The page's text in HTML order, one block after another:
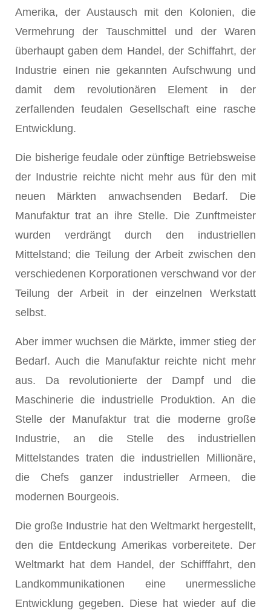
Amerika, der Austausch mit den Kolonien, die
Vermehrung der Tauschmittel und der Waren
überhaupt gaben dem Handel, der Schiffahrt, der
Industrie einen nie gekannten Aufschwung und
damit dem revolutionären Element in der
zerfallenden feudalen Gesellschaft eine rasche
Entwicklung.
Die bisherige feudale oder zünftige Betriebsweise
der Industrie reichte nicht mehr aus für den mit
neuen Märkten anwachsenden Bedarf. Die
Manufaktur trat an ihre Stelle. Die Zunftmeister
wurden verdrängt durch den industriellen
Mittelstand; die Teilung der Arbeit zwischen den
verschiedenen Korporationen verschwand vor der
Teilung der Arbeit in der einzelnen Werkstatt
selbst.
Aber immer wuchsen die Märkte, immer stieg der
Bedarf. Auch die Manufaktur reichte nicht mehr
aus. Da revolutionierte der Dampf und die
Maschinerie die industrielle Produktion. An die
Stelle der Manufaktur trat die moderne große
Industrie, an die Stelle des industriellen
Mittelstandes traten die industriellen Millionäre,
die Chefs ganzer industrieller Armeen, die
modernen Bourgeois.
Die große Industrie hat den Weltmarkt hergestellt,
den die Entdeckung Amerikas vorbereitete. Der
Weltmarkt hat dem Handel, der Schifffahrt, den
Landkommunikationen eine unermessliche
Entwicklung gegeben. Diese hat wieder auf die